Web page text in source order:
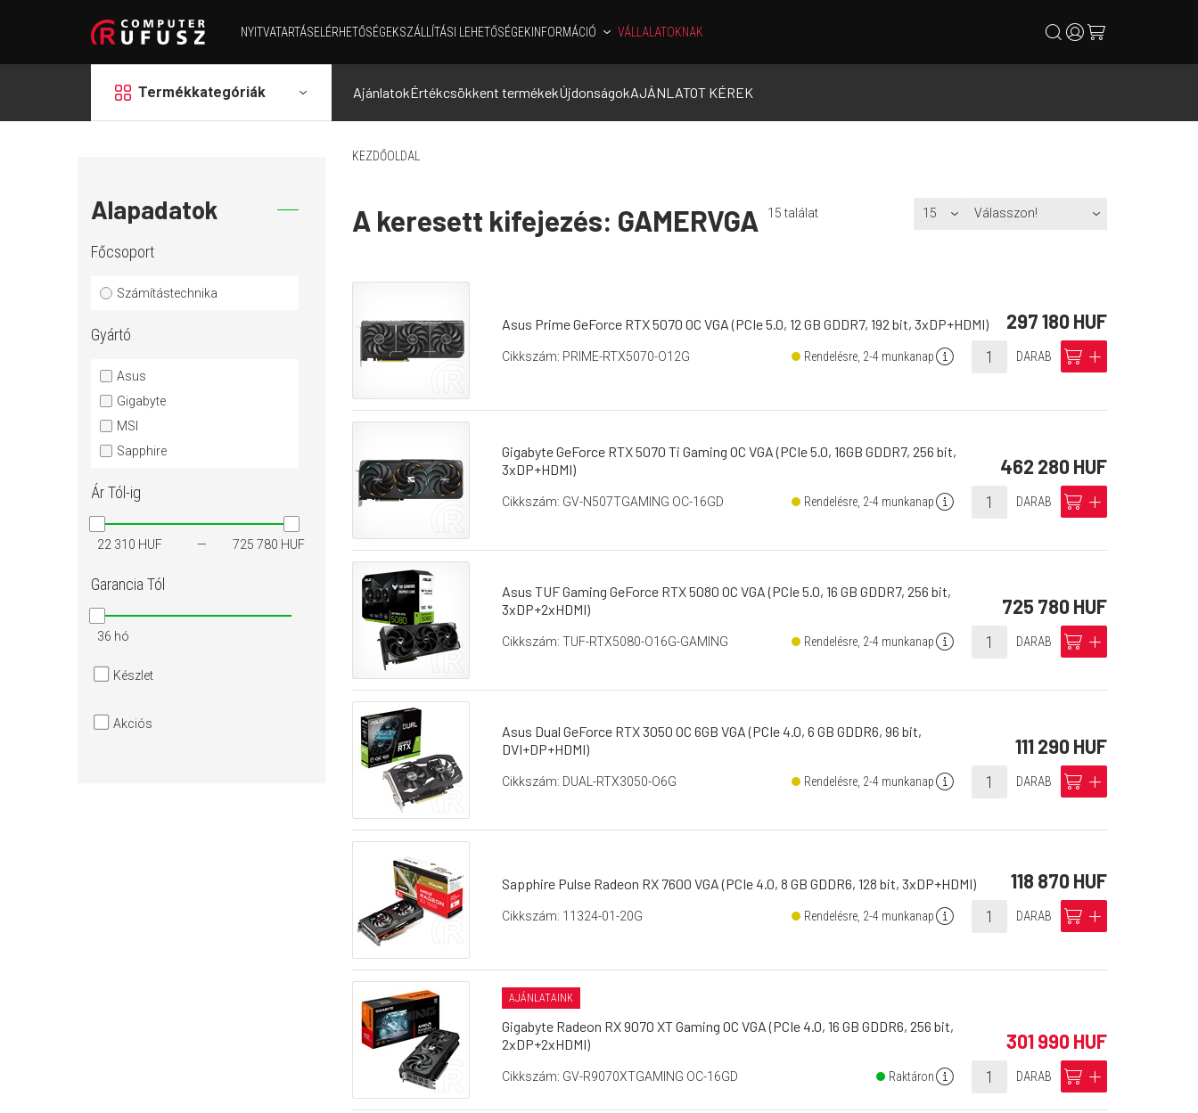
NYITVATARTÁSELÉRHETŐSÉGEKSZÁLLÍTÁSI LEHETŐSÉGEKINFORMÁCIÓ VÁLLALATOKNAK search usercart
grid Termékkategóriák AjánlatokÉrtékcsökkent termékekÚjdonságokAJÁNLATOT KÉREK
KEZDŐOLDAL
A keresett kifejezés: GAMERVGA 15 találat
Asus Prime GeForce RTX 5070 OC VGA (PCIe 5.0, 12 GB GDDR7, 192 bit, 3xDP+HDMI) 297 180 HUF
Cikkszám: PRIME-RTX5070-O12G Rendelésre, 2-4 munkanapinfo DARAB cart add
Gigabyte GeForce RTX 5070 Ti Gaming OC VGA (PCIe 5.0, 16GB GDDR7, 256 bit,
3xDP+HDMI)
462 280 HUF
Cikkszám: GV-N507TGAMING OC-16GD Rendelésre, 2-4 munkanapinfo DARAB cart add
Asus TUF Gaming GeForce RTX 5080 OC VGA (PCIe 5.0, 16 GB GDDR7, 256 bit,
3xDP+2xHDMI)
725 780 HUF
Cikkszám: TUF-RTX5080-O16G-GAMING Rendelésre, 2-4 munkanapinfo DARAB cart add
Asus Dual GeForce RTX 3050 OC 6GB VGA (PCIe 4.0, 6 GB GDDR6, 96 bit,
DVI+DP+HDMI)
111 290 HUF
Cikkszám: DUAL-RTX3050-O6G Rendelésre, 2-4 munkanapinfo DARAB cart add
Sapphire Pulse Radeon RX 7600 VGA (PCIe 4.0, 8 GB GDDR6, 128 bit, 3xDP+HDMI) 118 870 HUF
Cikkszám: 11324-01-20G Rendelésre, 2-4 munkanapinfo DARAB cart add
AJÁNLATAINK
Gigabyte Radeon RX 9070 XT Gaming OC VGA (PCIe 4.0, 16 GB GDDR6, 256 bit,
2xDP+2xHDMI)
301 990 HUF
Cikkszám: GV-R9070XTGAMING OC-16GD Raktároninfo DARAB cart add
Alapadatok
Főcsoport
Számítástechnika
Gyártó
Asus
Gigabyte
MSI
Sapphire
ÁrTól-ig
22 310 HUF 725 780 HUF
Garancia Tól
36 hó
Készlet
Akciós